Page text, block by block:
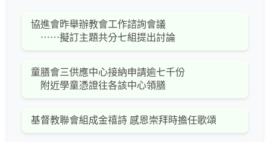
協進會昨舉辦教會工作諮詢會議
⋯⋯擬訂主題共分七組提出討論
童膳會三供應中心接納申請逾七千份
附近學童憑證往各該中心領膳
基督教聯會組成金禧詩 感恩崇拜時擔任歌頌